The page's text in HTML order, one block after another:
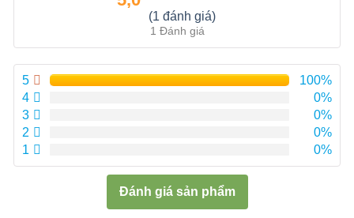
Được xếp
hạng 5.00
sao
(1 đánh giá)
1 Đánh giá
5
100%
4
0%
3
0%
2
0%
1
0%
Đánh giá sản phẩm